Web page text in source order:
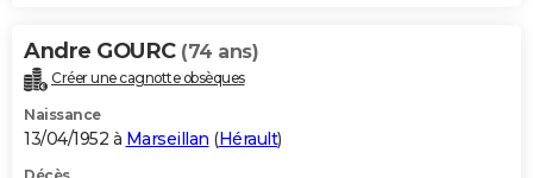
Carte de Noël
Carte Bonne année
Carte Saint-Valentin
Carte Pâques
Carte d'anniversaire
DICTIONNAIRE
Dictionnaire
Biographies
Citations
Expressions
Proverbes
PROGRAMME TV
Andre GOURC (74 ans)
Créer une cagnotte obsèques
Naissance
13/04/1952 à Marseillan (Hérault)